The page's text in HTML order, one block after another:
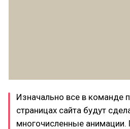
Изначально все в команде
страницах сайта будут
многочисленные